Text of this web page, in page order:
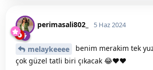
perimasali802_ 5 Haz 2024
melaykeeee
benim merakim tek
çok güzel tatli biri çıkacak 😂♥️♥️